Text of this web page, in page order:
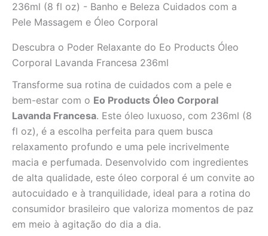
236ml (8 fl oz) - Banho e Beleza Cuidados com a
Pele Massagem e Óleo Corporal
Descubra o Poder Relaxante do Eo Products Óleo
Corporal Lavanda Francesa 236ml
Transforme sua rotina de cuidados com a pele e
bem-estar com o Eo Products Óleo Corporal
Lavanda Francesa. Este óleo luxuoso, com 236ml (8
fl oz), é a escolha perfeita para quem busca
relaxamento profundo e uma pele incrivelmente
macia e perfumada. Desenvolvido com ingredientes
de alta qualidade, este óleo corporal é um convite ao
autocuidado e à tranquilidade, ideal para a rotina do
consumidor brasileiro que valoriza momentos de paz
em meio à agitação do dia a dia.